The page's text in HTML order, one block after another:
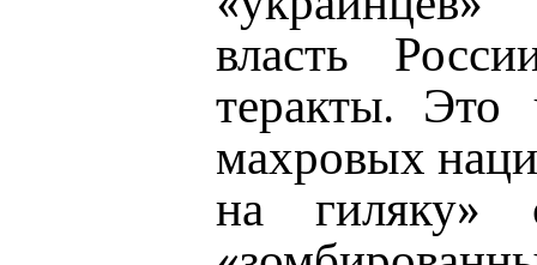
власть
теракты. Это
махровых
на